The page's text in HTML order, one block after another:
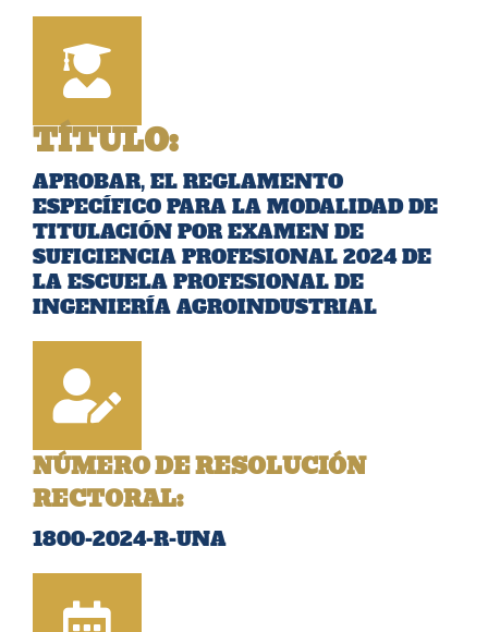
TÍTULO:
APROBAR, EL REGLAMENTO
ESPECÍFICO PARA LA MODALIDAD DE
TITULACIÓN POR EXAMEN DE
SUFICIENCIA PROFESIONAL 2024 DE
LA ESCUELA PROFESIONAL DE
INGENIERÍA AGROINDUSTRIAL
NÚMERO DE RESOLUCIÓN
RECTORAL:
1800-2024-R-UNA